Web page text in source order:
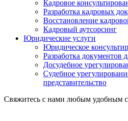
Кадровое
Разработка кадровых
Восстановление
Кадровый аутсорсинг
Юридические услуги
Юридическое
Разработка документов
Досудебное
Судебное
представительство
Свяжитесь с нами любым удобным